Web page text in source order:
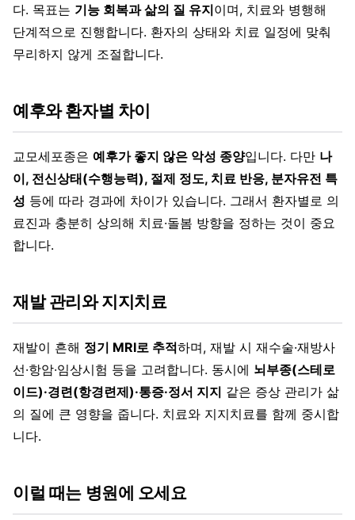
다. 목표는 기능 회복과 삶의 질 유지이며, 치료와 병행해
단계적으로 진행합니다. 환자의 상태와 치료 일정에 맞춰
무리하지 않게 조절합니다.
예후와 환자별 차이
교모세포종은 예후가 좋지 않은 악성 종양입니다. 다만 나
이, 전신상태(수행능력), 절제 정도, 치료 반응, 분자유전 특
성 등에 따라 경과에 차이가 있습니다. 그래서 환자별로 의
료진과 충분히 상의해 치료·돌봄 방향을 정하는 것이 중요
합니다.
재발 관리와 지지치료
재발이 흔해 정기 MRI로 추적하며, 재발 시 재수술·재방사
선·항암·임상시험 등을 고려합니다. 동시에 뇌부종(스테로
이드)·경련(항경련제)·통증·정서 지지 같은 증상 관리가 삶
의 질에 큰 영향을 줍니다. 치료와 지지치료를 함께 중시합
니다.
이럴 때는 병원에 오세요